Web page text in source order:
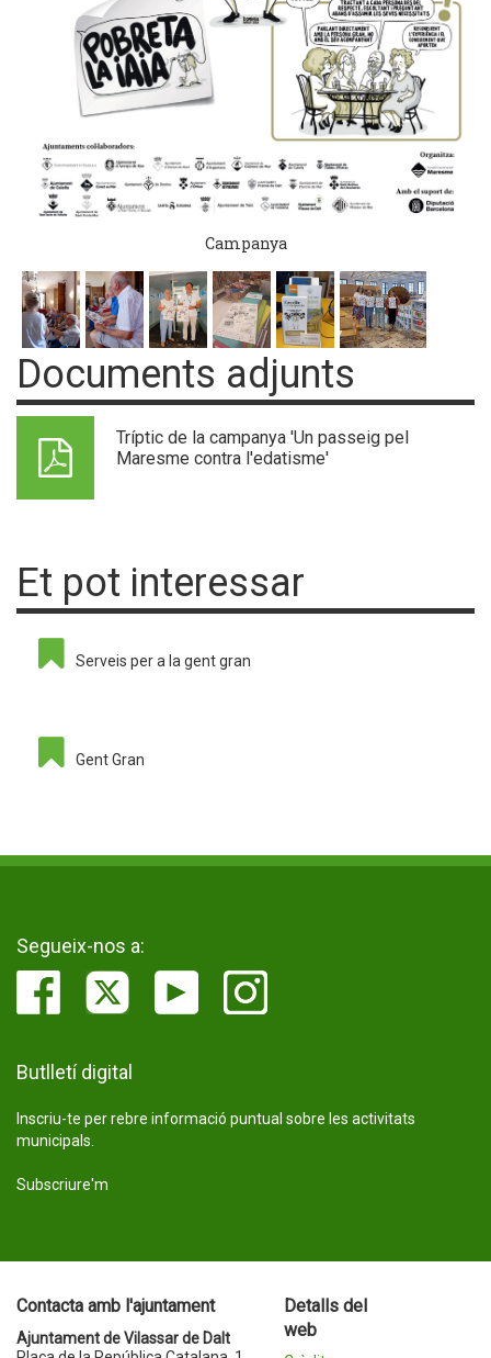
Campanya
Documents adjunts
Tríptic de la campanya 'Un passeig pel
Maresme contra l'edatisme'
Et pot interessar
Serveis per a la gent gran
Gent Gran
Segueix-nos a:
Butlletí digital
Inscriu-te per rebre informació puntual sobre les activitats
municipals.
Subscriure'm
Contacta amb l'ajuntament
Ajuntament de Vilassar de Dalt
Detalls del
web